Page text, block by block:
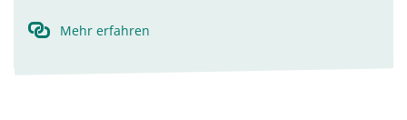
Mehr erfahren